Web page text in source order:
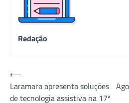
Redação
Navegação
de
⟵
Laramara apresenta soluções
de tecnologia assistiva na 17ª